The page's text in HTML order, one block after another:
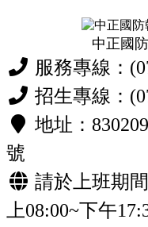
中正國
服務專線：
招生專線：
地址：
號
請於上班期
上08:00~下午